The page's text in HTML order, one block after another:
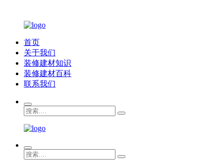
首页
关于我们
装修建材知识
装修建材百科
联系我们